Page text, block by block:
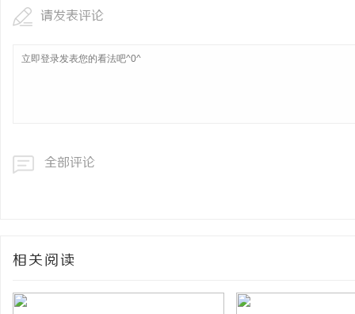
请发表评论
全部评论
相关阅读